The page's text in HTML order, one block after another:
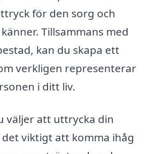
för den sorg och
Tillsammans med
kan du skapa ett
verkligen representerar
i ditt liv.
väljer att uttrycka din
viktigt att komma ihåg